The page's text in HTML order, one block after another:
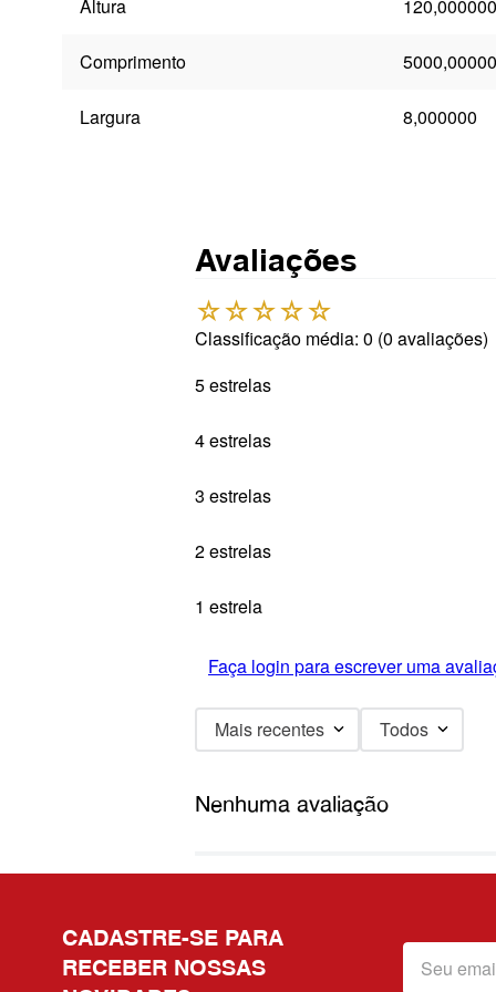
Altura 120,000000
Comprimento
Largura 8,000000
Avaliações
☆☆☆☆☆
Classificação média: 0 (0 avaliações)
5 estrelas
4 estrelas
3 estrelas
2 estrelas
1 estrela
Faça login para escrever uma
Mais recentes Todos
Nenhuma avaliação
CADASTRE-SE PARA
RECEBER NOSSAS